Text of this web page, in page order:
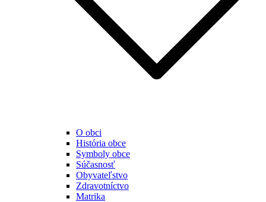
O obci
História obce
Symboly obce
Súčasnosť
Obyvateľstvo
Zdravotníctvo
Matrika